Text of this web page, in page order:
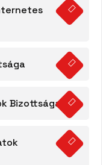
Bizottsága